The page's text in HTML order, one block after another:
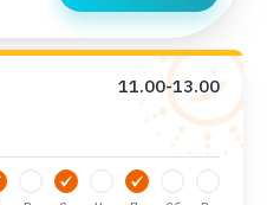
11.00-13.00